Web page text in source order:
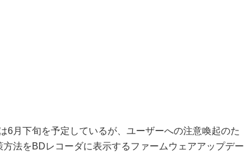
6月下旬を予定しているが、ユーザーへの注意喚起のた
法をBDレコーダに表示するファームウェアアップデー